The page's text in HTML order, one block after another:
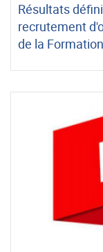
Résultats
recrutement
de la